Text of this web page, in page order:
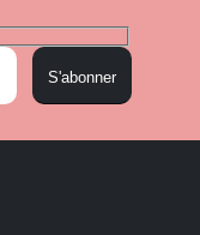
S'abonner